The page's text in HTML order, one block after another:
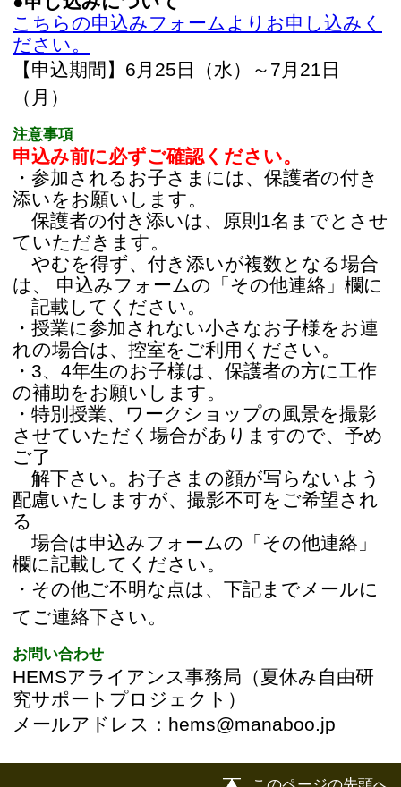
お問い合わせ
HEMSアライアンス事務局（夏休み自由研
究サポートプロジェクト）
メールアドレス：hems@manaboo.jp
江戸川区時間
表示：PC|モバイル
©